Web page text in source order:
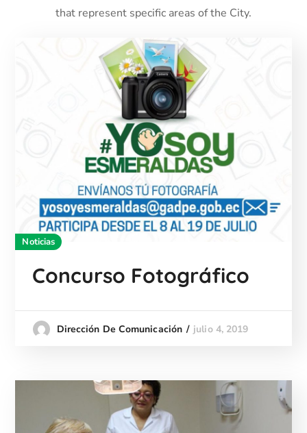
that represent specific areas of the City.
Noticias
Concurso Fotográfico
Dirección De Comunicación julio 4, 2019